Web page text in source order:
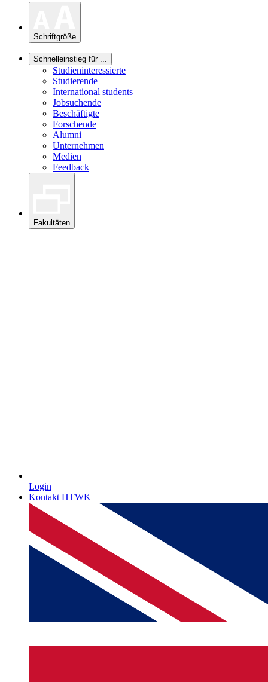
Schriftgröße
Schnelleinstieg für ...
Studieninteressierte
Studierende
International students
Jobsuchende
Beschäftigte
Forschende
Alumni
Unternehmen
Medien
Feedback
Fakultäten
Login
Kontakt HTWK